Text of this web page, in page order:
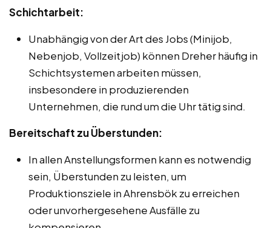
Schichtarbeit:
Unabhängig von der Art des Jobs (Minijob,
Nebenjob, Vollzeitjob) können Dreher häufig in
Schichtsystemen arbeiten müssen,
insbesondere in produzierenden
Unternehmen, die rund um die Uhr tätig sind.
Bereitschaft zu Überstunden:
In allen Anstellungsformen kann es notwendig
sein, Überstunden zu leisten, um
Produktionsziele in Ahrensbök zu erreichen
oder unvorhergesehene Ausfälle zu